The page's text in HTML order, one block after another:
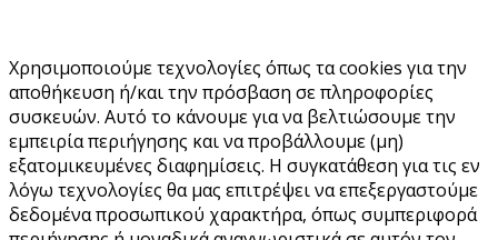
Χρησιμοποιούμε τεχνολογίες όπως τα cookies για την
αποθήκευση ή/και την πρόσβαση σε πληροφορίες
συσκευών. Αυτό το κάνουμε για να βελτιώσουμε την
εμπειρία περιήγησης και να προβάλλουμε (μη)
εξατομικευμένες διαφημίσεις. Η συγκατάθεση για τις εν
λόγω τεχνολογίες θα μας επιτρέψει να επεξεργαστούμε
δεδομένα προσωπικού χαρακτήρα, όπως συμπεριφορά